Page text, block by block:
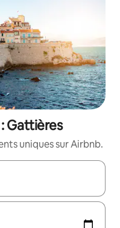
Gattières
uniques sur Airbnb.
les en utilisant